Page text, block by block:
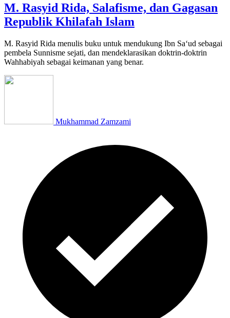
M. Rasyid Rida, Salafisme, dan Gagasan
Republik Khilafah Islam
M. Rasyid Rida menulis buku untuk mendukung Ibn Sa‘ud sebagai
pembela Sunnisme sejati, dan mendeklarasikan doktrin-doktrin
Wahhabiyah sebagai keimanan yang benar.
Mukhammad Zamzami